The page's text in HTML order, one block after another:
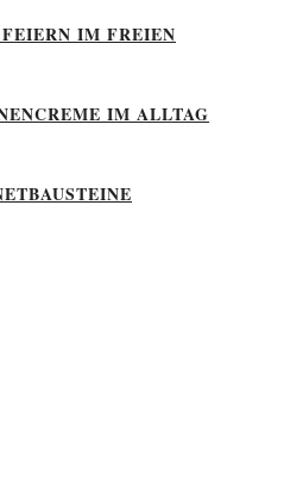
IM FREIEN
IM ALLTAG